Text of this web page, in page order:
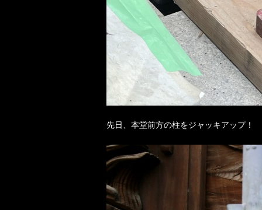
先日、本堂前方の柱をジャッキアップ！